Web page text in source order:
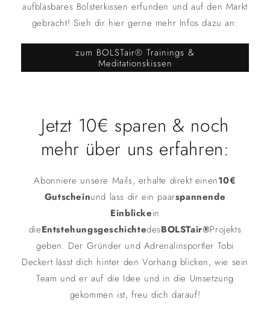
aufblasbares Bolsterkissen erfunden und auf den Markt
gebracht! Sieh dir hier gerne mehr Infos dazu an:
zum BOLSTair® Trainings &
Meditationskissen
Jetzt 10€ sparen & noch
mehr über uns erfahren:
Abonniere unsere Mails, erhalte direkt einen10€
Gutscheinund lass dir ein paarspannende
Einblickein
dieEntstehungsgeschichtedesBOLSTair®Projekts
geben. Der Gründer und Adrenalinsportler Tobi
Deckert lässt dich hinter den Vorhang blicken, wie sein
Team und er auf die Idee und in die Umsetzung
gekommen ist, freu dich darauf!